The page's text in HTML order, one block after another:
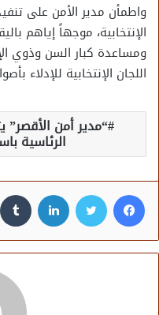
واطمأن مدير الأمن على
الإنتخابية، موجهاً إياهم
ومساعدة كبار السن وذوي
اللجان الإنتخابية للإدلاء
“مدير أمن الأقصر”
الرئاسية
فيسبوك تويتر لينكدإن